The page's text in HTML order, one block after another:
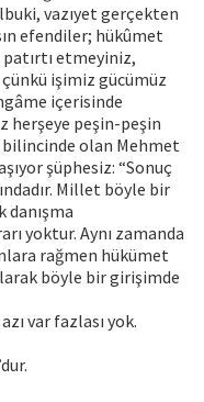
vazıyet gerçekten
efendiler; hükûmet
patırtı etmeyiniz,
işimiz gücümüz
içerisinde
herşeye peşin-peşin
olan Mehmet
şüphesiz: “Sonuç
Millet böyle bir
yoktur. Aynı zamanda
rağmen hükümet
böyle bir girişimde
var fazlası yok.